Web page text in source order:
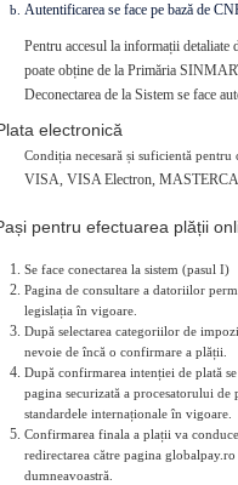
Autentificarea se face pe bază de
Pentru accesul la informații detaliate
poate obține de la Primăria
Deconectarea de la Sistem se face
electronică
Condiția necesară și suficientă
VISA, VISA Electron,
pentru efectuarea plății
Se face conectarea la sistem (pasul I)
Pagina de consultare a datoriilor
legislația în vigoare.
După selectarea categoriilor de
nevoie de încă o confirmare a plății.
După confirmarea intenției de plată
pagina securizată a procesatorului de
standardele internaționale în vigoare.
Confirmarea finala a plații va
redirectarea către pagina
dumneavoastră.